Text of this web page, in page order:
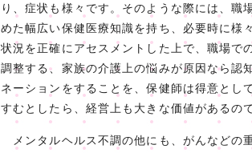
り、症状も様々です。そのような際には、
めた幅広い保健医療知識を持ち、必要時に様
状況を正確にアセスメントした上で、職場で
調整する、家族の介護上の悩みが原因なら認
ネーションをすることを、保健師は得意とし
すむとしたら、経営上も大きな価値があるの
メンタルヘルス不調の他にも、がんなどの